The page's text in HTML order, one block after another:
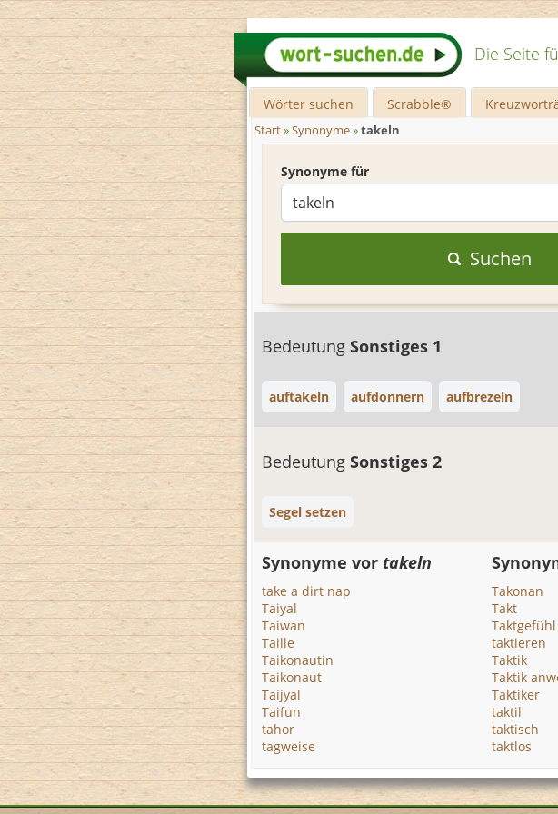
Die Seite
Wörter suchen Scrabble®
Start»Synonyme»takeln
Synonyme für
Suchen
Bedeutung Sonstiges 1
auftakeln aufdonnern aufbrezeln
Bedeutung Sonstiges 2
Segel setzen
Synonyme vor takeln
take a dirt nap
Taiyal
Taiwan
Taille
Taikonautin
Taikonaut
Taijyal
Taifun
tahor
tagweise
Takonan
Takt
Taktgefühl
taktieren
Taktik
Taktik
Taktiker
taktil
taktisch
taktlos